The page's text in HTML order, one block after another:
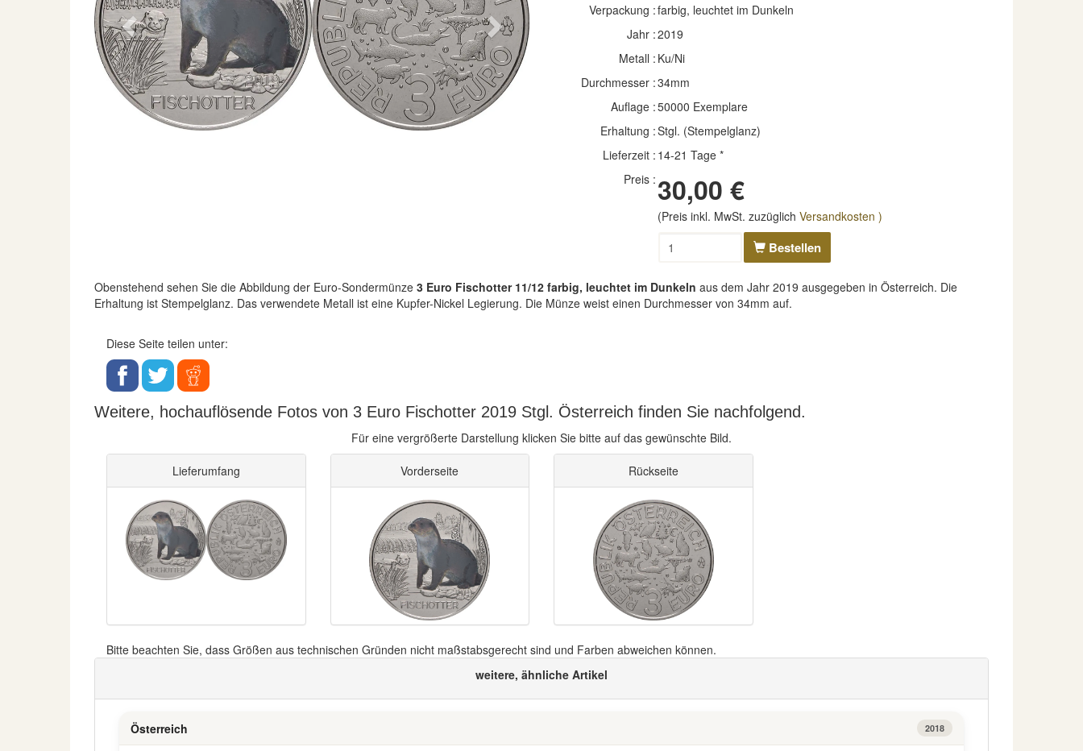
Previous Next
Verpackung :farbig, leuchtet im Dunkeln
Jahr :2019
Metall : Ku/Ni
Durchmesser :34mm
Auflage :50000 Exemplare
Erhaltung :Stgl. (Stempelglanz)
Lieferzeit : 14-21 Tage *
Preis : 30,00 €
(Preis inkl. MwSt. zuzüglich Versandkosten )
Bestellen
Obenstehend sehen Sie die Abbildung der Euro-Sondermünze 3 Euro Fischotter 11/12 farbig, leuchtet im Dunkeln aus dem Jahr 2019 ausgegeben in Österreich. Die
Erhaltung ist Stempelglanz. Das verwendete Metall ist eine Kupfer-Nickel Legierung. Die Münze weist einen Durchmesser von 34mm auf.
Diese Seite teilen unter:
Weitere, hochauflösende Fotos von 3 Euro Fischotter 2019 Stgl. Österreich finden Sie nachfolgend.
Für eine vergrößerte Darstellung klicken Sie bitte auf das gewünschte Bild.
Lieferumfang Vorderseite Rückseite
Bitte beachten Sie, dass Größen aus technischen Gründen nicht maßstabsgerecht sind und Farben abweichen können.
weitere, ähnliche Artikel
Österreich 2018